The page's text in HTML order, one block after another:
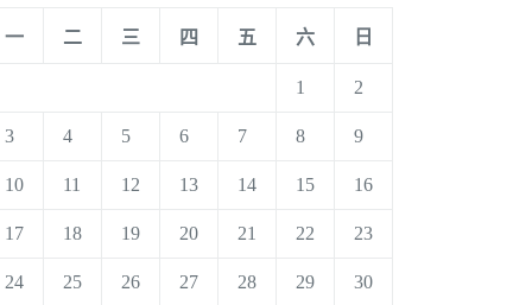
一 二 三 四 五 六 日
1 2
3 4 5 6 7 8 9
10 11 12 13 14 15 16
17 18 19 20 21 22 23
24 25 26 27 28 29 30